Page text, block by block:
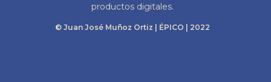
productos digitales.
© Juan José Muñoz Ortiz | ÉPICO | 2022